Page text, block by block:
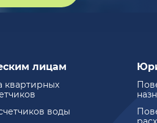
лицам
квартирных
воды